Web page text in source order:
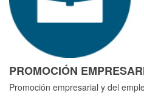
PROMOCIÓN
Promoción empresarial y del